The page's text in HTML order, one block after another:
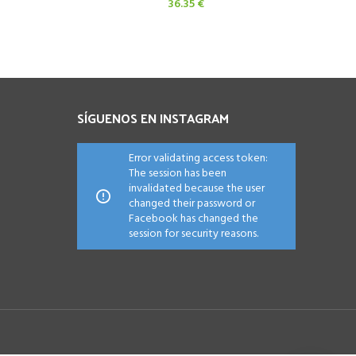
36.35€
SÍGUENOS EN INSTAGRAM
Error validating access token:
The session has been
invalidated because the user
changed their password or
Facebook has changed the
session for security reasons.